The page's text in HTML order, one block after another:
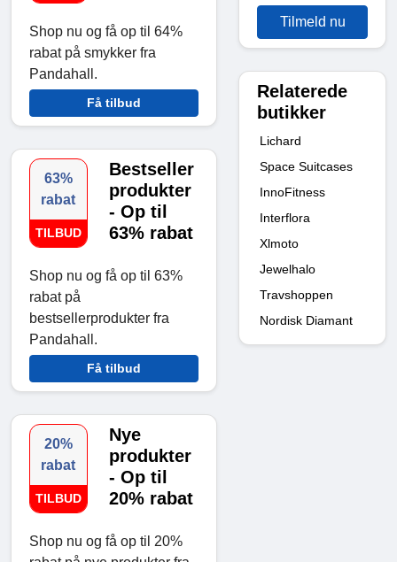
Shop nu og få op til 64%
rabat på smykker fra
Pandahall.
Få tilbud
63%
rabat
TILBUD
Bestseller
produkter
- Op til
63% rabat
Shop nu og få op til 63%
rabat på
bestsellerprodukter fra
Pandahall.
Få tilbud
20%
rabat
TILBUD
Nye
produkter
- Op til
20% rabat
Shop nu og få op til 20%
Tilmeld nu
Relaterede
butikker
Lichard
Space Suitcases
InnoFitness
Interflora
Xlmoto
Jewelhalo
Travshoppen
Nordisk Diamant